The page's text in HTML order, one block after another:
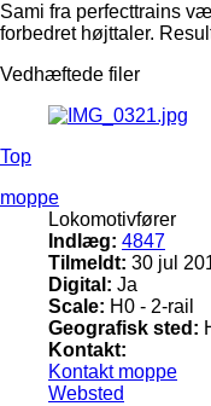
Sami fra perfecttrains
forbedret højttaler.
Vedhæftede filer
Top
moppe
Lokomotivfører
Indlæg: 4847
Tilmeldt: 30 jul
Digital: Ja
Scale: H0 - 2-rail
Geografisk sted:
Kontakt:
Kontakt moppe
Websted